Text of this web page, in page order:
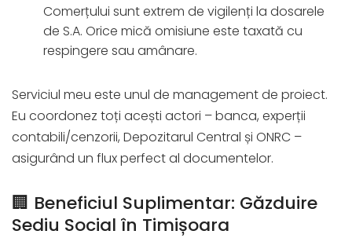
Comerțului sunt extrem de vigilenți la dosarele
de S.A. Orice mică omisiune este taxată cu
respingere sau amânare.
Serviciul meu este unul de management de proiect.
Eu coordonez toți acești actori – banca, experții
contabili/cenzorii, Depozitarul Central și ONRC –
asigurând un flux perfect al documentelor.
🏢 Beneficiul Suplimentar: Găzduire
Sediu Social în Timișoara